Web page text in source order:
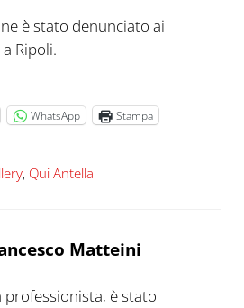
è stato denunciato ai
Ripoli.
WhatsApp Stampa
, Qui Antella
Matteini
professionista, è stato